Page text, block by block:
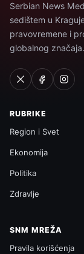
Serbian News
sedištem u
pravovremene i
globalnog značaja.
RUBRIKE
Region i Svet
Ekonomija
Politika
Zdravlje
SNM MREŽA
Pravila korišćenja